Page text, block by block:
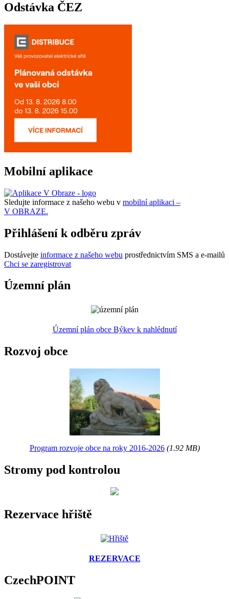
Odstávka ČEZ
Mobilní aplikace
Sledujte informace z našeho webu v mobilní aplikaci –
V OBRAZE.
Přihlášení k odběru zpráv
Dostávejte informace z našeho webu prostřednictvím SMS a e-mailů
Chci se zaregistrovat
Územní plán
Územní plán obce Býkev k nahlédnutí
Rozvoj obce
Program rozvoje obce na roky 2016-2026(1.92 MB)
Stromy pod kontrolou
Rezervace hřiště
REZERVACE
CzechPOINT